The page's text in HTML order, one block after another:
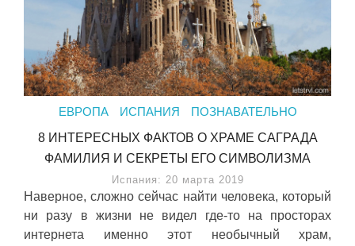
ЕВРОПА ИСПАНИЯ
ПОЗНАВАТЕЛЬНО
8 ИНТЕРЕСНЫХ ФАКТОВ О ХРАМЕ САГРАДА
ФАМИЛИЯ И СЕКРЕТЫ ЕГО СИМВОЛИЗМА
Испания: 20 марта 2019
Наверное, сложно сейчас найти человека, который
ни разу в жизни не видел где-то на просторах
интернета именно этот необычный храм,